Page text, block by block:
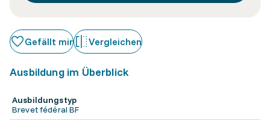
Gefällt mir Vergleichen
Ausbildung im Überblick
Ausbildungstyp
Brevet fédéral BF